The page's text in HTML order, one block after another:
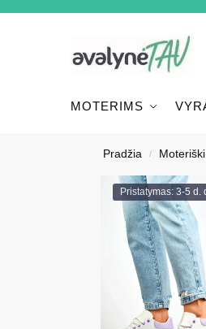
MOTERIMS
Pradžia /
Pristatymas: 3-5 d.